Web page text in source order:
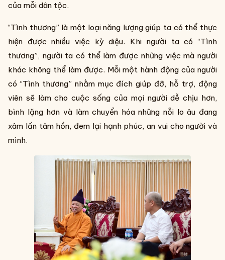
của mỗi dân tộc.
“Tình thương” là một loại năng lượng giúp ta có thể thực
hiện được nhiều việc kỳ diệu. Khi người ta có “Tình
thương”, người ta có thể làm được những việc mà người
khác không thể làm được. Mỗi một hành động của người
có “Tình thương” nhằm mục đích giúp đỡ, hỗ trợ, động
viên sẽ làm cho cuộc sống của mọi người dễ chịu hơn,
bình lặng hơn và làm chuyển hóa những nỗi lo âu đang
xâm lấn tâm hồn, đem lại hạnh phúc, an vui cho người và
mình.